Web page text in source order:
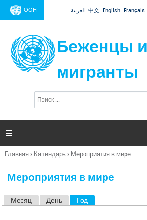
Jump to navigation
ООН العربية 中文 English Français
Беженцы и
мигранты
п
и

Вы
Главная › Календарь › Мероприятия в мире
Мероприятия в мире
Месяц День Год